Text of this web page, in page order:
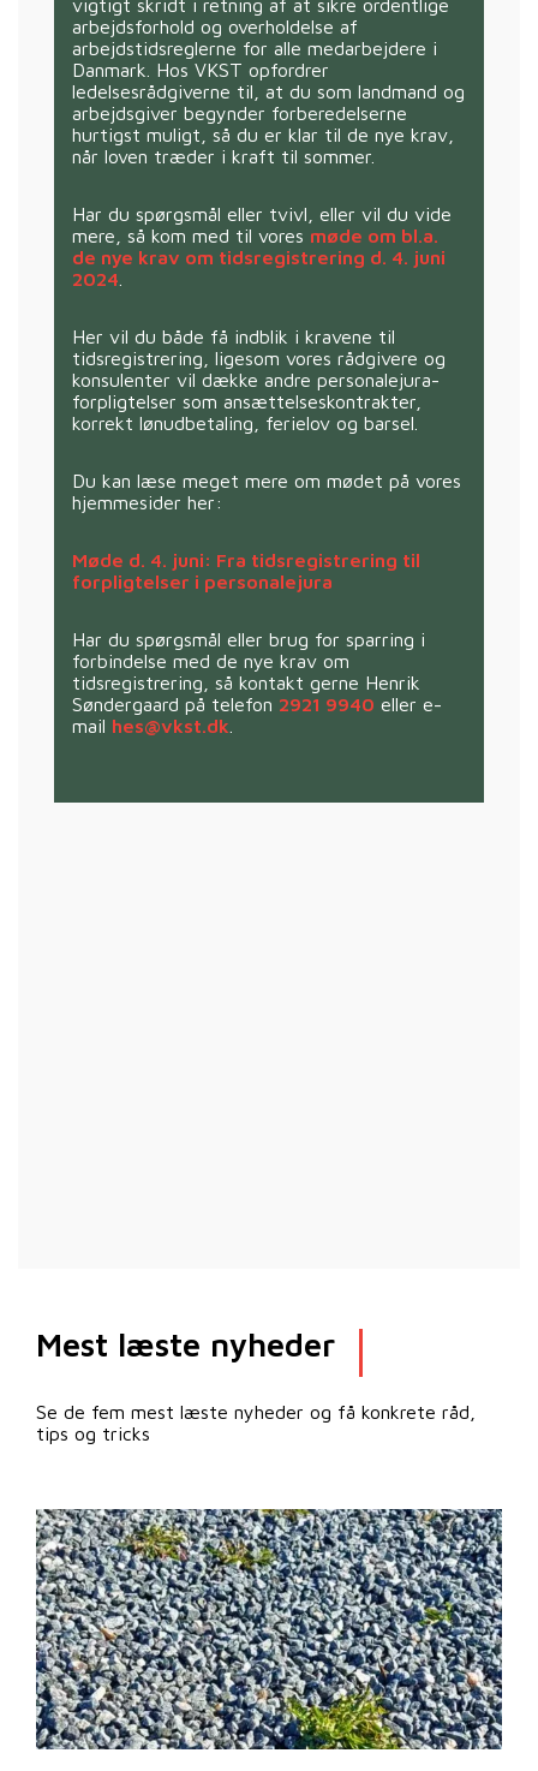
vigtigt skridt i retning af at sikre ordentlige
arbejdsforhold og overholdelse af
arbejdstidsreglerne for alle medarbejdere i
Danmark. Hos VKST opfordrer
ledelsesrådgiverne til, at du som landmand og
arbejdsgiver begynder forberedelserne
hurtigst muligt, så du er klar til de nye krav,
når loven træder i kraft til sommer.
Har du spørgsmål eller tvivl, eller vil du vide
mere, så kom med til vores møde om bl.a.
de nye krav om tidsregistrering d. 4. juni
2024
Her vil du både få indblik i kravene til
tidsregistrering, ligesom vores rådgivere og
konsulenter vil dække andre personalejura-
forpligtelser som ansættelseskontrakter,
korrekt lønudbetaling, ferielov og barsel.
Du kan læse meget mere om mødet på vores
hjemmesider her:
Møde d. 4. juni: Fra tidsregistrering til
forpligtelser i personalejura
Har du spørgsmål eller brug for sparring i
forbindelse med de nye krav om
tidsregistrering, så kontakt gerne Henrik
Søndergaard på telefon 2921 9940 eller e-
mail hes@vkst.dk
Mest læste nyheder
Se de fem mest læste nyheder og få konkrete råd,
tips og tricks